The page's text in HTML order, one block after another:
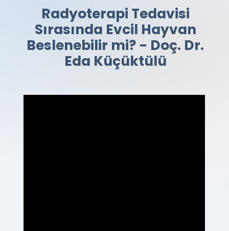
Radyoterapi Tedavisi
Sırasında Evcil Hayvan
Beslenebilir mi? - Doç. Dr.
Eda Küçüktülü